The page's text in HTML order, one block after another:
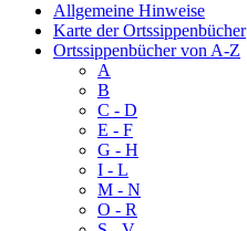
Allgemeine Hinweise
Karte der Ortssippenbücher
Ortssippenbücher von A-Z
A
B
C - D
E - F
G - H
I - L
M - N
O - R